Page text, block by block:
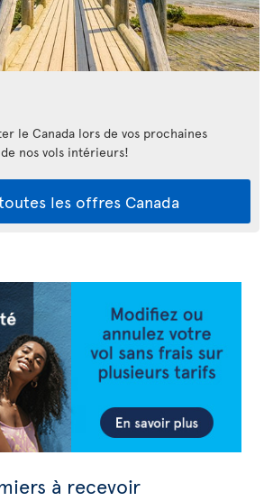
le Canada lors de vos prochaines
nos vols intérieurs!
les offres Canada
à recevoir